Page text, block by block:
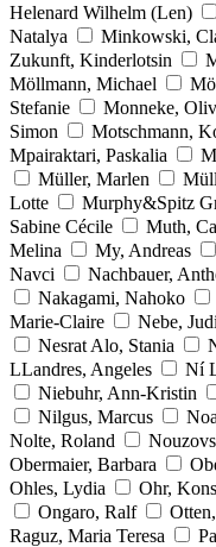
Helenard Wilhelm (Len)
Natalya
Minkowski,
Zukunft, Kinderlotsin
Möllmann, Michael
Stefanie
Monneke,
Simon
Motschmann,
Mpairaktari, Paskalia
Müller, Marlen
Lotte
Murphy&Spitz
Sabine Cécile
Muth,
Melina
My, Andreas
Navci
Nachbauer,
Nakagami, Nahoko
Marie-Claire
Nebe,
Nesrat Alo, Stania
LLandres, Angeles
Ní
Niebuhr, Ann-Kristin
Nilgus, Marcus
Nolte, Roland
Obermaier, Barbara
Ohles, Lydia
Ohr,
Ongaro, Ralf
Raguz, Maria Teresa